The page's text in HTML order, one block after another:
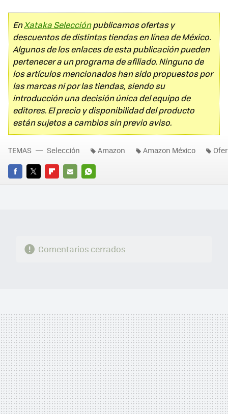
EnXataka Selecciónpublicamos ofertas y
descuentos de distintas tiendas en línea de México.
Algunos de los enlaces de esta publicación pueden
pertenecer a un programa de afiliado. Ninguno de
los artículos mencionados han sido propuestos por
las marcas ni por las tiendas, siendo su
introducción una decisión única del equipo de
editores. El precio y disponibilidad del producto
están sujetos a cambios sin previo aviso.
FACEBOOK
TWITTERFLIPBOARD
E-
WHATSAPP
TEMAS Selección Amazon Amazon México
Comentarios cerrados